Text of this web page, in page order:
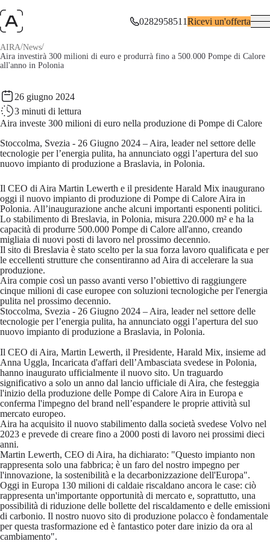
0282958511Ricevi un'offerta
AIRA/News/
Aira investirà 300 milioni di euro e produrrà fino a 500.000 Pompe di Calore
all'anno in Polonia
26 giugno 2024
3 minuti di lettura
Aira investe 300 milioni di euro nella produzione di Pompe di Calore
Stoccolma, Svezia - 26 Giugno 2024 – Aira, leader nel settore delle
tecnologie per l’energia pulita, ha annunciato oggi l’apertura del suo
nuovo impianto di produzione a Braslavia, in Polonia.
Il CEO di Aira Martin Lewerth e il presidente Harald Mix inaugurano
oggi il nuovo impianto di produzione di Pompe di Calore Aira in
Polonia. All’inaugurazione anche alcuni importanti esponenti politici.
Lo stabilimento di Breslavia, in Polonia, misura 220.000 m² e ha la
capacità di produrre 500.000 Pompe di Calore all'anno, creando
migliaia di nuovi posti di lavoro nel prossimo decennio.
Il sito di Breslavia è stato scelto per la sua forza lavoro qualificata e per
le eccellenti strutture che consentiranno ad Aira di accelerare la sua
produzione.
Aira compie così un passo avanti verso l’obiettivo di raggiungere
cinque milioni di case europee con soluzioni tecnologiche per l'energia
pulita nel prossimo decennio.
Stoccolma, Svezia - 26 Giugno 2024 – Aira, leader nel settore delle
tecnologie per l’energia pulita, ha annunciato oggi l’apertura del suo
nuovo impianto di produzione a Braslavia, in Polonia.
Il CEO di Aira, Martin Lewerth, il Presidente, Harald Mix, insieme ad
Anna Uggla, Incaricata d'affari dell’Ambasciata svedese in Polonia,
hanno inaugurato ufficialmente il nuovo sito. Un traguardo
significativo a solo un anno dal lancio ufficiale di Aira, che festeggia
l'inizio della produzione delle Pompe di Calore Aira in Europa e
conferma l'impegno del brand nell’espandere le proprie attività sul
mercato europeo.
Aira ha acquisito il nuovo stabilimento dalla società svedese Volvo nel
2023 e prevede di creare fino a 2000 posti di lavoro nei prossimi dieci
anni.
Martin Lewerth, CEO di Aira, ha dichiarato: "Questo impianto non
rappresenta solo una fabbrica; è un faro del nostro impegno per
l'innovazione, la sostenibilità e la decarbonizzazione dell'Europa".
Oggi in Europa 130 milioni di caldaie riscaldano ancora le case: ciò
rappresenta un'importante opportunità di mercato e, soprattutto, una
possibilità di riduzione delle bollette del riscaldamento e delle emissioni
di carbonio. Il nostro nuovo sito di produzione polacco è fondamentale
per questa trasformazione ed è fantastico poter dare inizio da ora al
cambiamento".